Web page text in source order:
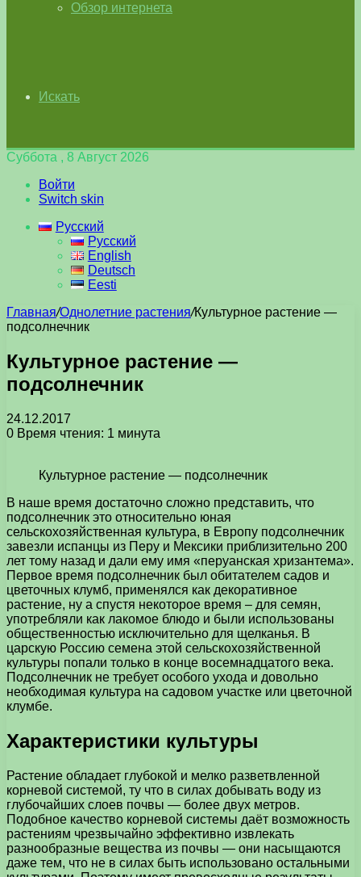
Обзор интернета
Искать
Суббота , 8 Август 2026
Войти
Switch skin
Русский
Русский
English
Deutsch
Eesti
Главная/Однолетние растения/Культурное растение —
подсолнечник
Культурное растение —
подсолнечник
24.12.2017
0 Время чтения: 1 минута
Культурное растение — подсолнечник
В наше время достаточно сложно представить, что
подсолнечник это относительно юная
сельскохозяйственная культура, в Европу подсолнечник
завезли испанцы из Перу и Мексики приблизительно 200
лет тому назад и дали ему имя «перуанская хризантема».
Первое время подсолнечник был обитателем садов и
цветочных клумб, применялся как декоративное
растение, ну а спустя некоторое время – для семян,
употребляли как лакомое блюдо и были использованы
общественностью исключительно для щелканья. В
царскую Россию семена этой сельскохозяйственной
культуры попали только в конце восемнадцатого века.
Подсолнечник не требует особого ухода и довольно
необходимая культура на садовом участке или цветочной
клумбе.
Характеристики культуры
Растение обладает глубокой и мелко разветвленной
корневой системой, ту что в силах добывать воду из
глубочайших слоев почвы — более двух метров.
Подобное качество корневой системы даёт возможность
растениям чрезвычайно эффективно извлекать
разнообразные вещества из почвы — они насыщаются
даже тем, что не в силах быть использовано остальными